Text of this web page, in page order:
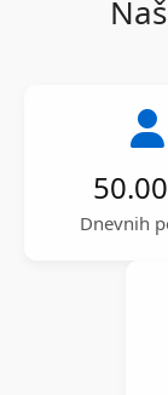
Dnevnih